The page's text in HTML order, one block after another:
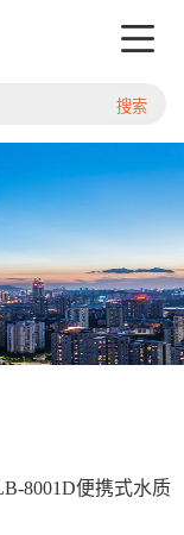
搜索
8001D便携式水质